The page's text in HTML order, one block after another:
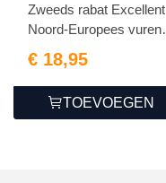
1.4/2.8x19.5x360cm
Zweeds rabat Excellent
Noord-Europees vuren
€ 18,95
TOEVOEGEN